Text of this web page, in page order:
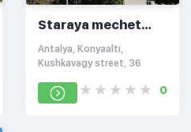
Staraya mechet
Arapsuyu
Antalya, Konyaalti,
Kushkavagy street, 36
0